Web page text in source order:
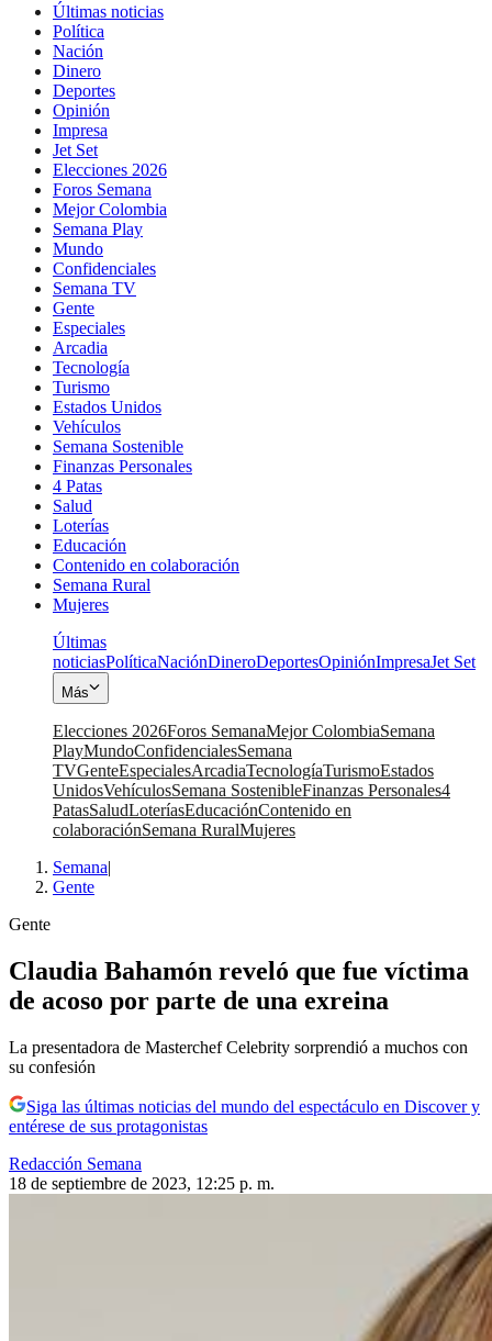
Últimas noticias
Política
Nación
Dinero
Deportes
Opinión
Impresa
Jet Set
Elecciones 2026
Foros Semana
Mejor Colombia
Semana Play
Mundo
Confidenciales
Semana TV
Gente
Especiales
Arcadia
Tecnología
Turismo
Estados Unidos
Vehículos
Semana Sostenible
Finanzas Personales
4 Patas
Salud
Loterías
Educación
Contenido en colaboración
Semana Rural
Mujeres
Últimas
noticiasPolíticaNaciónDineroDeportesOpiniónImpresaJet Set
Más
Elecciones 2026Foros SemanaMejor ColombiaSemana
PlayMundoConfidencialesSemana
TVGenteEspecialesArcadiaTecnologíaTurismoEstados
UnidosVehículosSemana SostenibleFinanzas Personales4
PatasSaludLoteríasEducaciónContenido en
colaboraciónSemana RuralMujeres
Semana|
Gente
Gente
Claudia Bahamón reveló que fue víctima
de acoso por parte de una exreina
La presentadora de Masterchef Celebrity sorprendió a muchos con
su confesión
Siga las últimas noticias del mundo del espectáculo en Discover y
entérese de sus protagonistas
Redacción Semana
18 de septiembre de 2023, 12:25 p. m.